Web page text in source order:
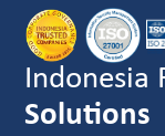
Indonesia
Solutions